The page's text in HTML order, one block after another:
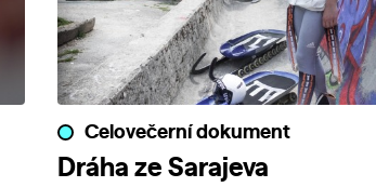
Celovečerní dokument
Dráha ze Sarajeva